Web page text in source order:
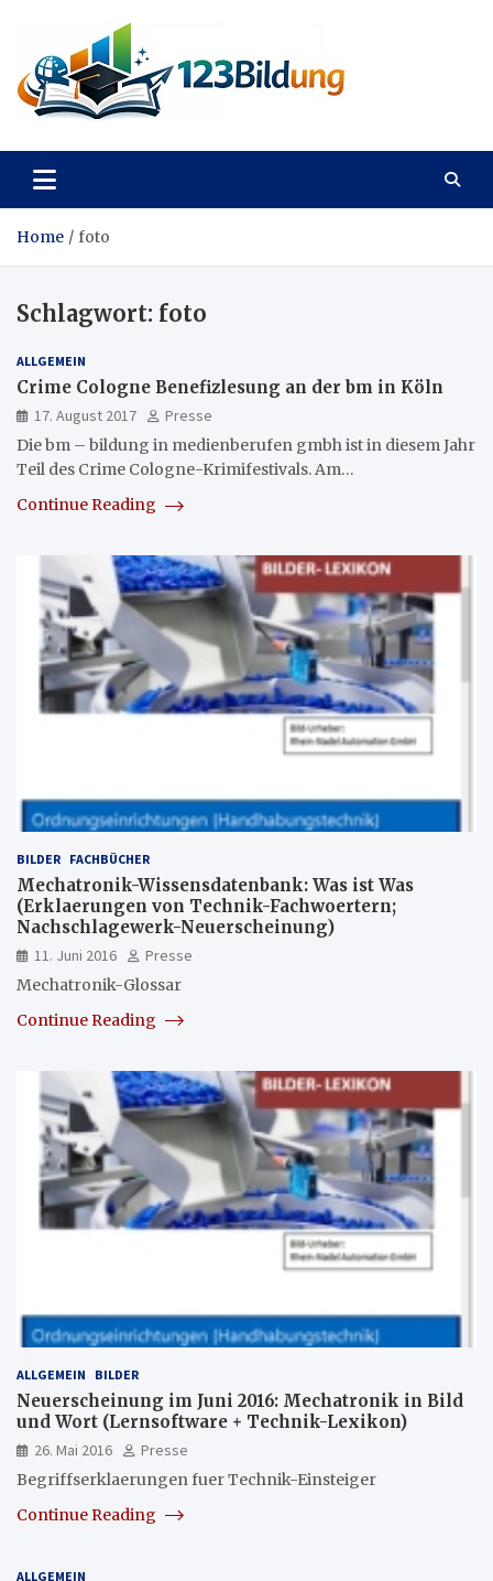
content
123Bildung
Home foto
Schlagwort: foto
ALLGEMEIN
Crime Cologne Benefizlesung an der bm in Köln
17. August 2017
Presse
Die bm – bildung in medienberufen gmbh ist in diesem Jahr
Teil des Crime Cologne-Krimifestivals. Am…
Continue Reading
BILDER FACHBÜCHER
Mechatronik-Wissensdatenbank: Was ist Was
(Erklaerungen von Technik-Fachwoertern;
Nachschlagewerk-Neuerscheinung)
11. Juni 2016
Presse
Mechatronik-Glossar
Continue Reading
ALLGEMEIN BILDER
Neuerscheinung im Juni 2016: Mechatronik in Bild
und Wort (Lernsoftware + Technik-Lexikon)
26. Mai 2016
Presse
Begriffserklaerungen fuer Technik-Einsteiger
Continue Reading
ALLGEMEIN